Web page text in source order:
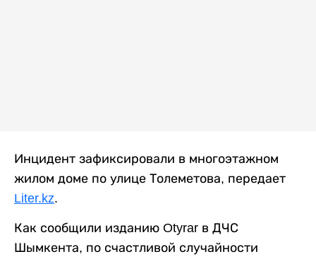
Инцидент зафиксировали в многоэтажном
жилом доме по улице Толеметова, передает
Liter.kz. ⠀
Как сообщили изданию Otyrar в ДЧС
Шымкента, по счастливой случайности